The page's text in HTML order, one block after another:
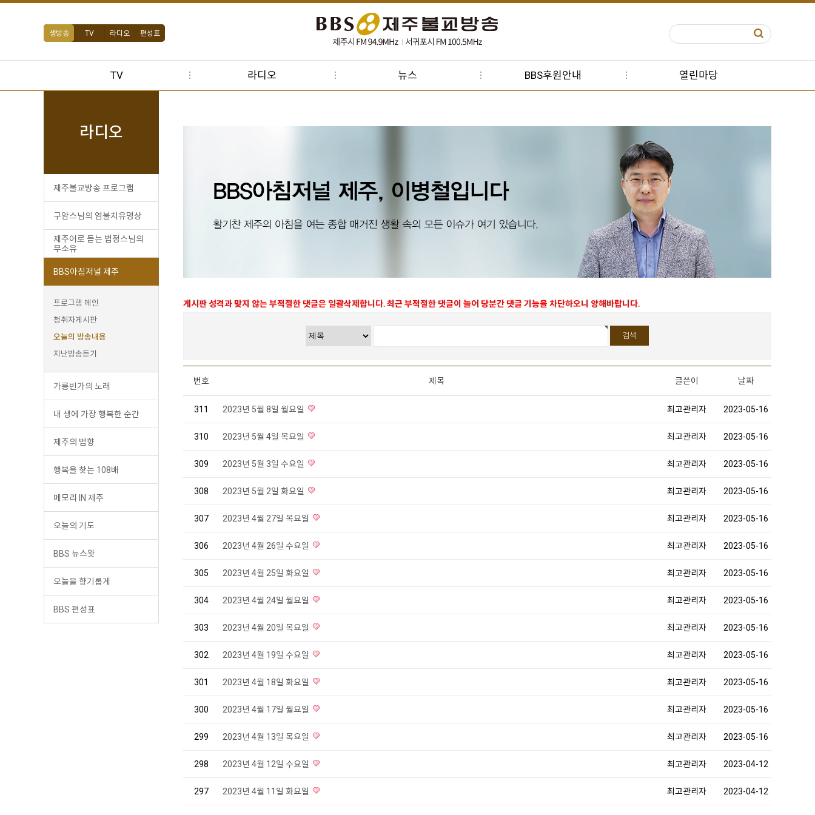
생방송 TV 라디오 편성표
TV 라디오 뉴스 BBS후원안내 열린마당
라디오
제주불교방송 프로그램
구암스님의 염불치유명상
제주어로 듣는 법정스님의
무소유
BBS아침저널 제주
프로그램 메인
청취자게시판
오늘의 방송내용
지난방송듣기
가릉빈가의 노래
내 생에 가장 행복한 순간
제주의 법향
행복을 찾는 108배
메모리 IN 제주
오늘의 기도
BBS 뉴스왓
오늘을 향기롭게
BBS 편성표
게시판 성격과 맞지 않는 부적절한 댓글은 일괄삭제합니다. 최근 부적절한 댓글이 늘어 당분간 댓글 기능을 차단하오니 양해바랍니다.
번호 제목 글쓴이 날짜
311 2023년 5월 8일 월요일 최고관리자 2023-05-16
310 2023년 5월 4일 목요일 최고관리자 2023-05-16
309 2023년 5월 3일 수요일 최고관리자 2023-05-16
308 2023년 5월 2일 화요일 최고관리자 2023-05-16
307 2023년 4월 27일 목요일 최고관리자 2023-05-16
306 2023년 4월 26일 수요일 최고관리자 2023-05-16
305 2023년 4월 25일 화요일 최고관리자 2023-05-16
304 2023년 4월 24일 월요일 최고관리자 2023-05-16
303 2023년 4월 20일 목요일 최고관리자 2023-05-16
302 2023년 4월 19일 수요일 최고관리자 2023-05-16
301 2023년 4월 18일 화요일 최고관리자 2023-05-16
300 2023년 4월 17일 월요일 최고관리자 2023-05-16
299 2023년 4월 13일 목요일 최고관리자 2023-05-16
298 2023년 4월 12일 수요일 최고관리자 2023-04-12
297 2023년 4월 11일 화요일 최고관리자 2023-04-12